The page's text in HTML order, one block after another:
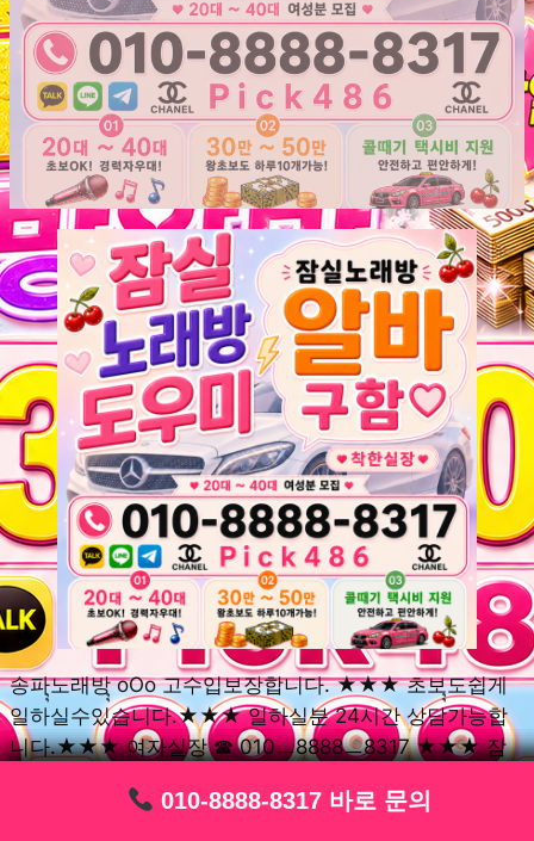
010-8888-8317 바로 문의
010-8888-8317 바로 문의
010-8888-8317 바로 문의
010-8888-8317 바로 문의
010-8888-8317 바로 문의
010-8888-8317 바로 문의
송파ุุ노래방ุุ oOo 고수입보장합니다. ★★★ 초보ุุ도쉽게
일하실수있습니다.★★★ 일하실분 24시간 상담가능합
니다.★★★ 여자실장 ☎ 010ㅡ8888ㅡ8317 ★★★ 잠
세요. 여성ㅣุุ알바ุุㅣ여기 신천동ุุ노래방ุุ ◞✿ 풍납동ุุ노래방ุุ
010-8888-8317 바로 문의
010-8888-8317 바로 문의
010-8888-8317 바로 문의